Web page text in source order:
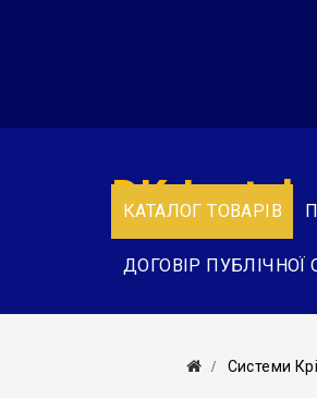
КАТАЛОГ ТОВАРІВ
ДОГОВІР ПУБЛІЧНОЇ
DK-Instal
Системи